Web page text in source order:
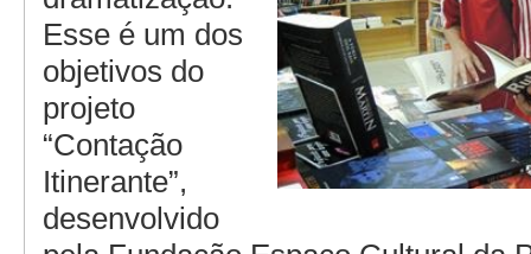
Esse é um dos
objetivos do
projeto
“Contação
Itinerante”,
desenvolvido